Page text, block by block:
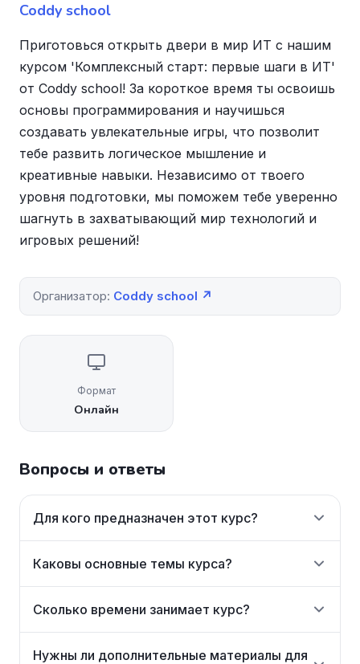
Coddy school
Приготовься открыть двери в мир ИТ с нашим
курсом 'Комплексный старт: первые шаги в ИТ'
от Coddy school! За короткое время ты освоишь
основы программирования и научишься
создавать увлекательные игры, что позволит
тебе развить логическое мышление и
креативные навыки. Независимо от твоего
уровня подготовки, мы поможем тебе уверенно
шагнуть в захватывающий мир технологий и
игровых решений!
Организатор: Coddy school ↗
Формат
Онлайн
Вопросы и ответы
Для кого предназначен этот курс?
Каковы основные темы курса?
Сколько времени занимает курс?
Нужны ли дополнительные материалы для